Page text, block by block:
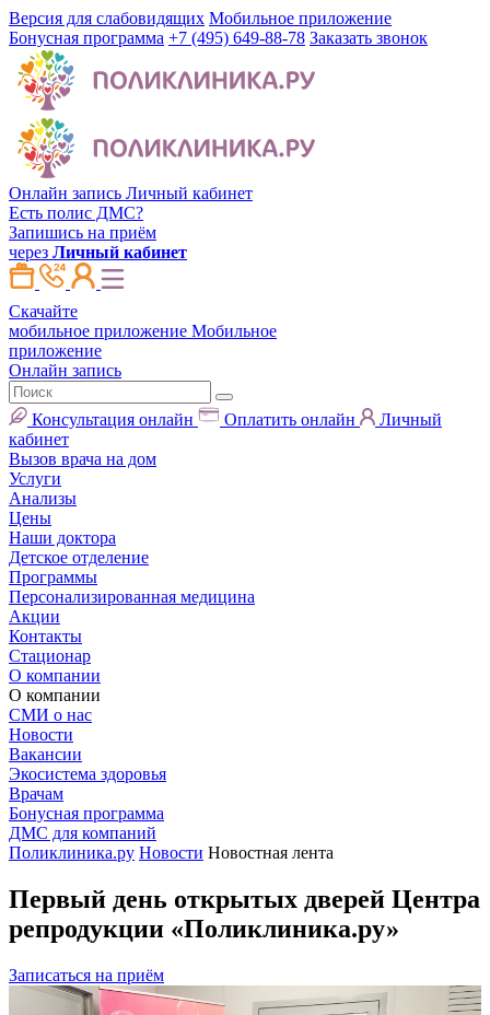
Версия для слабовидящих Мобильное приложение
Бонусная программа +7 (495) 649-88-78 Заказать звонок
Онлайн запись Личный кабинет
Есть полис ДМС?
Запишись на приём
через Личный кабинет
Скачайте
мобильное приложение Мобильное
приложение
Онлайн запись
Консультация онлайн Оплатить онлайн
Личный
кабинет
Вызов врача на дом
Услуги
Анализы
Цены
Наши доктора
Детское отделение
Программы
Персонализированная медицина
Акции
Контакты
Стационар
О компании
О компании
СМИ о нас
Новости
Вакансии
Экосистема здоровья
Врачам
Бонусная программа
ДМС для компаний
Поликлиника.ру Новости Новостная лента
Первый день открытых дверей Центра
репродукции «Поликлиника.ру»
Записаться на приём